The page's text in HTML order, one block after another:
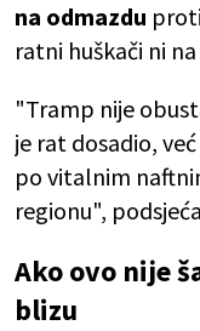
na odmazdu
ratni huškači ni
"Tramp nije
je rat dosadio,
po vitalnim
regionu",
Ako ovo nije
blizu